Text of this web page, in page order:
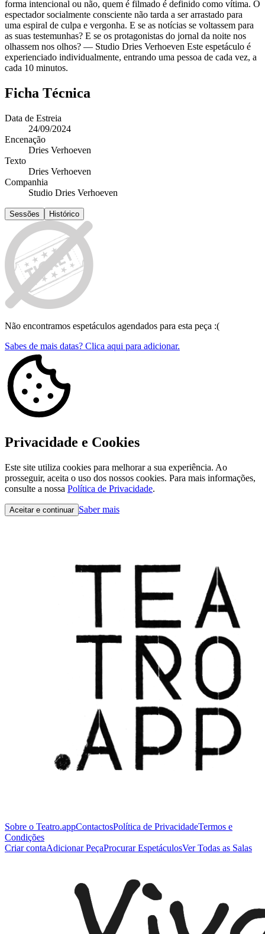
forma intencional ou não, quem é filmado é definido como vítima. O
espectador socialmente consciente não tarda a ser arrastado para
uma espiral de culpa e vergonha. E se as notícias se voltassem para
as suas testemunhas? E se os protagonistas do jornal da noite nos
olhassem nos olhos? — Studio Dries Verhoeven Este espetáculo é
experienciado individualmente, entrando uma pessoa de cada vez, a
cada 10 minutos.
Ficha Técnica
Data de Estreia
24/09/2024
Encenação
Dries Verhoeven
Texto
Dries Verhoeven
Companhia
Studio Dries Verhoeven
Sessões Histórico
Não encontramos espetáculos agendados para esta peça :(
Sabes de mais datas? Clica aqui para adicionar.
Privacidade e Cookies
Este site utiliza cookies para melhorar a sua experiência. Ao
prosseguir, aceita o uso dos nossos cookies. Para mais informações,
consulte a nossa Política de Privacidade.
Aceitar e continuar Saber mais
Sobre o Teatro.appContactosPolítica de PrivacidadeTermos e
Condições
Criar contaAdicionar PeçaProcurar EspetáculosVer Todas as Salas